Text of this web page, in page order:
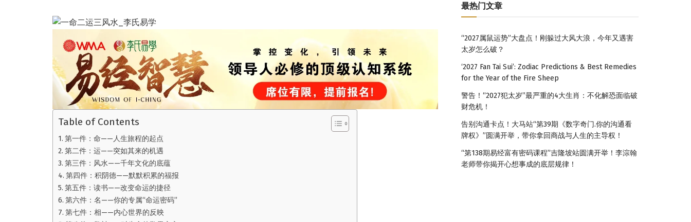
Table of Contents
第一件：命——人生旅程的起点
第二件：运——突如其来的机遇
第三件：风水——千年文化的底蕴
第四件：积阴德——默默积累的福报
第五件：读书——改变命运的捷径
第六件：名——你的专属“命运密码”
第七件：相——内心世界的反映
最热门文章
“2027属鼠运势”大盘点！刚躲过大风大浪，今年又遇害
太岁怎么破？
‘2027 Fan Tai Sui’: Zodiac Predictions & Best Remedies
for the Year of the Fire Sheep
警告！“2027犯太岁”最严重的4大生肖：不化解恐面临破
财危机！
告别沟通卡点！大马站“第39期《数字奇门.你的沟通看
牌权》”圆满开举，带你拿回商战与人生的主导权！
“第138期易经富有密码课程”吉隆坡站圆满开举！李淙翰
老师带你揭开心想事成的底层规律！